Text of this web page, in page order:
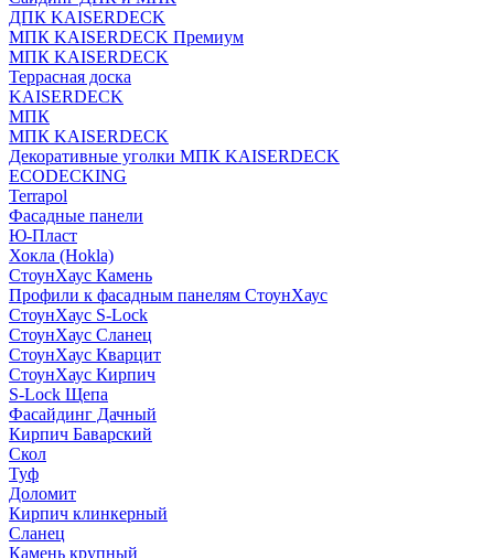
ДПК KAISERDECK
МПК KAISERDECK Премиум
МПК KAISERDECK
Террасная доска
KAISERDECK
МПК
МПК KAISERDECK
Декоративные уголки МПК KAISERDECK
ECODECKING
Terrapol
Фасадные панели
Ю-Пласт
Хокла (Hokla)
СтоунХаус Камень
Профили к фасадным панелям СтоунХаус
СтоунХаус S-Lock
СтоунХаус Сланец
СтоунХаус Кварцит
СтоунХаус Кирпич
S-Lock Щепа
Фасайдинг Дачный
Кирпич Баварский
Скол
Туф
Доломит
Кирпич клинкерный
Сланец
Камень крупный